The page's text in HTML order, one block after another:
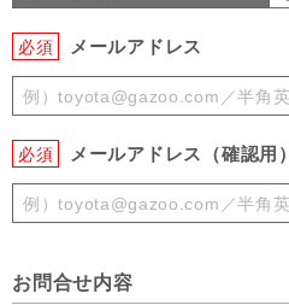
必須 メールアドレス
必須 メールアドレス（確認用）
お問合せ内容